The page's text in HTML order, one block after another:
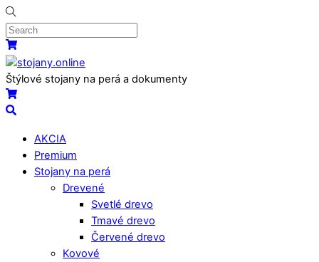
Skip
to
content
MenuKošík
Štýlové stojany na perá a dokumenty
Košík
Search
AKCIA
Premium
Stojany na perá
Drevené
Svetlé drevo
Tmavé drevo
Červené drevo
Kovové